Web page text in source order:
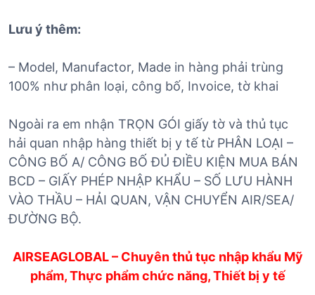
Lưu ý thêm:
– Model, Manufactor, Made in hàng phải trùng
100% như phân loại, công bố, Invoice, tờ khai
Ngoài ra em nhận TRỌN GÓI giấy tờ và thủ tục
hải quan nhập hàng thiết bị y tế từ PHÂN LOẠI –
CÔNG BỐ A/ CÔNG BỐ ĐỦ ĐIỀU KIỆN MUA BÁN
BCD – GIẤY PHÉP NHẬP KHẨU – SỐ LƯU HÀNH
VÀO THẦU – HẢI QUAN, VẬN CHUYỂN AIR/SEA/
ĐƯỜNG BỘ.
AIRSEAGLOBAL – Chuyên thủ tục nhập khẩu Mỹ
phẩm, Thực phẩm chức năng, Thiết bị y tế